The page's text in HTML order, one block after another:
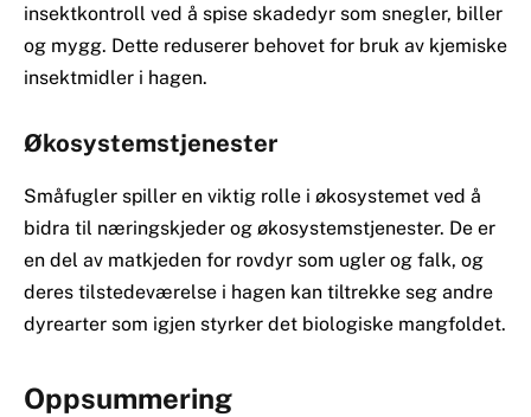
insektkontroll ved å spise skadedyr som snegler, biller
og mygg. Dette reduserer behovet for bruk av kjemiske
insektmidler i hagen.
Økosystemstjenester
Småfugler spiller en viktig rolle i økosystemet ved å
bidra til næringskjeder og økosystemstjenester. De er
en del av matkjeden for rovdyr som ugler og falk, og
deres tilstedeværelse i hagen kan tiltrekke seg andre
dyrearter som igjen styrker det biologiske mangfoldet.
Oppsummering